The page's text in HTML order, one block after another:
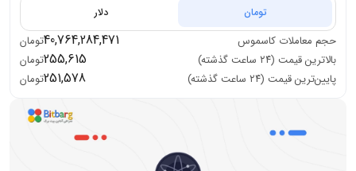
تومان دلار
حجم معاملات کاسموس 40,764,284,471تومان
بالاترین قیمت (۲۴ ساعت گذشته)
255,615تومان
پایین‌ترین قیمت (۲۴ ساعت گذشته)
251,578تومان